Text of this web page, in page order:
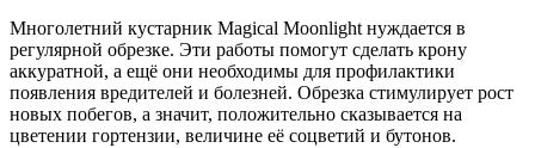
Многолетний кустарник Magical Moonlight нуждается в
регулярной обрезке. Эти работы помогут сделать крону
аккуратной, а ещё они необходимы для профилактики
появления вредителей и болезней. Обрезка стимулирует рост
новых побегов, а значит, положительно сказывается на
цветении гортензии, величине её соцветий и бутонов.